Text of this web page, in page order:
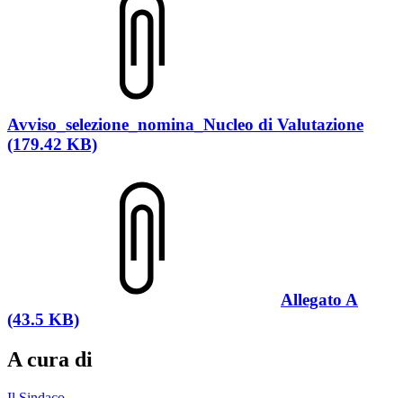
Avviso_selezione_nomina_Nucleo di Valutazione
(179.42 KB)
Allegato A
(43.5 KB)
A cura di